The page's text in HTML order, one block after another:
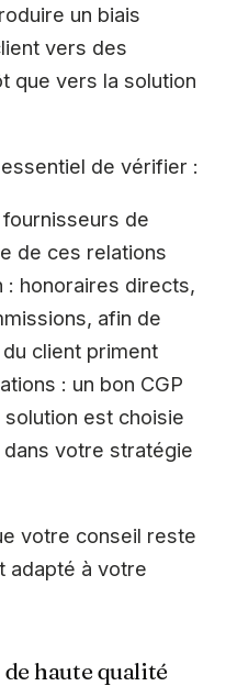
un biais
vers des
que vers la solution
de vérifier :
de
de ces relations
: honoraires directs,
afin de
client priment
: un bon CGP
est choisie
votre stratégie
votre conseil reste
adapté à votre
haute qualité